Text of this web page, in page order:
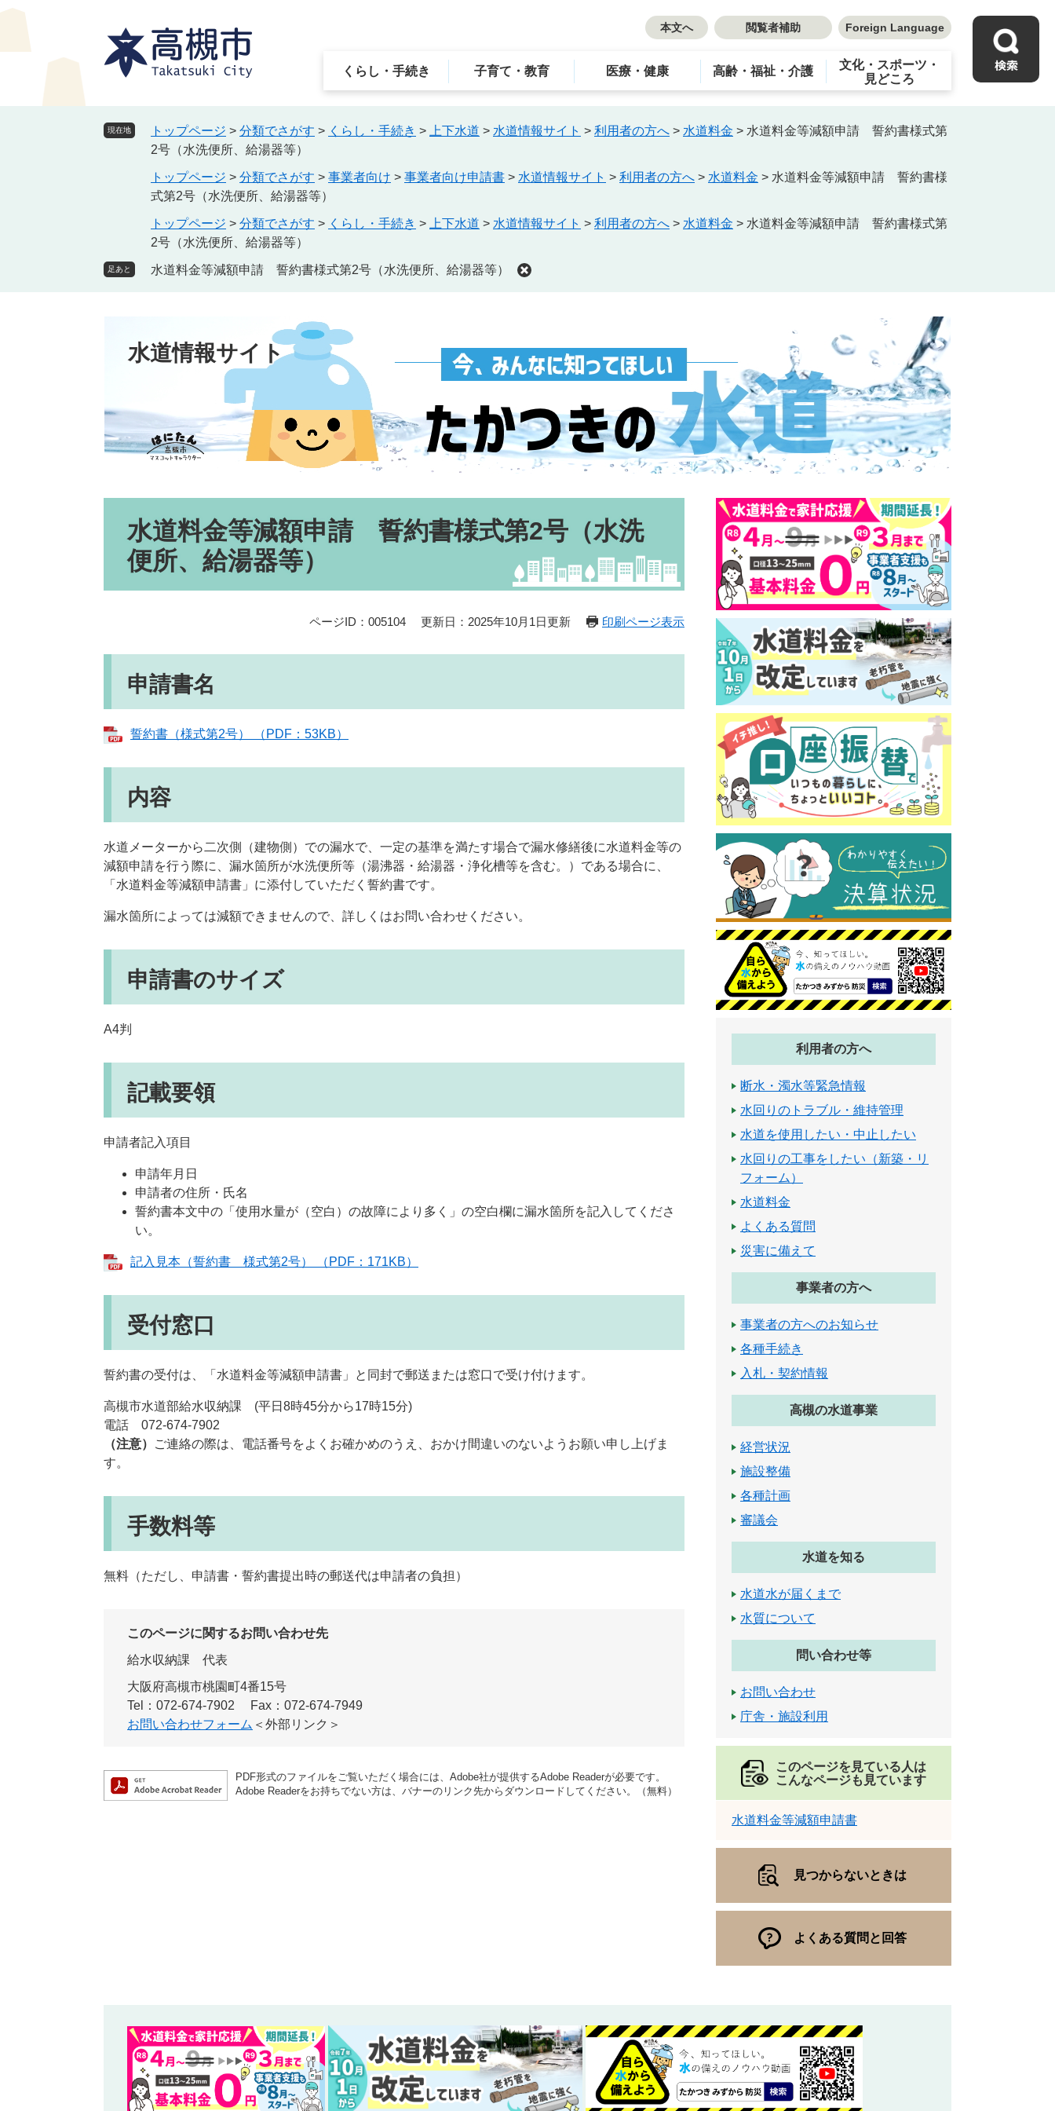
ペ
メ
本文へ 閲覧者補助 Foreign Language
くらし・手続き 子育て・教育 医療・健康 高齢・福祉・介護
文化・スポーツ・
見どころ
現在地 トップページ > 分類でさがす > くらし・手続き > 上下水道 > 水道情報サイト > 利用者の方へ > 水道料金 > 水道料金等減額申請 誓約書様式第
2号（水洗便所、給湯器等）
トップページ > 分類でさがす > 事業者向け > 事業者向け申請書 > 水道情報サイト > 利用者の方へ > 水道料金 > 水道料金等減額申請 誓約書様
式第2号（水洗便所、給湯器等）
トップページ > 分類でさがす > くらし・手続き > 上下水道 > 水道情報サイト > 利用者の方へ > 水道料金 > 水道料金等減額申請 誓約書様式第
2号（水洗便所、給湯器等）
足あと 水道料金等減額申請 誓約書様式第2号（水洗便所、給湯器等）
水道情報サイト
水道料金等減額申請 誓約書様式第2号（水洗
便所、給湯器等）
ページID：005104 更新日：2025年10月1日更新 印刷ページ表示
申請書名
誓約書（様式第2号） （PDF：53KB）
内容
水道メーターから二次側（建物側）での漏水で、一定の基準を満たす場合で漏水修繕後に水道料金等の
減額申請を行う際に、漏水箇所が水洗便所等（湯沸器・給湯器・浄化槽等を含む。）である場合に、
「水道料金等減額申請書」に添付していただく誓約書です。
漏水箇所によっては減額できませんので、詳しくはお問い合わせください。
申請書のサイズ
A4判
記載要領
申請者記入項目
申請年月日
申請者の住所・氏名
誓約書本文中の「使用水量が（空白）の故障により多く」の空白欄に漏水箇所を記入してくださ
い。
記入見本（誓約書 様式第2号） （PDF：171KB）
受付窓口
誓約書の受付は、「水道料金等減額申請書」と同封で郵送または窓口で受け付けます。
高槻市水道部給水収納課 (平日8時45分から17時15分)
電話 072-674-7902
（注意）
ご連絡の際は、電話番号をよくお確かめのうえ、おかけ間違いのないようお願い申し上げま
す。
手数料等
無料（ただし、申請書・誓約書提出時の郵送代は申請者の負担）
このページに関するお問い合わせ先
給水収納課
代表
大阪府高槻市桃園町4番15号
Tel：072-674-7902
Fax：072-674-7949
お問い合わせフォーム ＜外部リンク＞
PDF形式のファイルをご覧いただく場合には、Adobe社が提供するAdobe Readerが必要です。
Adobe Readerをお持ちでない方は、バナーのリンク先からダウンロードしてください。（無料）
利用者の方へ
断水・濁水等緊急情報
水回りのトラブル・維持管理
水道を使用したい・中止したい
水回りの工事をしたい（新築・リ
フォーム）
水道料金
よくある質問
災害に備えて
事業者の方へ
事業者の方へのお知らせ
各種手続き
入札・契約情報
高槻の水道事業
経営状況
施設整備
各種計画
審議会
水道を知る
水道水が届くまで
水質について
問い合わせ等
お問い合わせ
庁舎・施設利用
このページを見ている人は
こんなページも見ています
水道料金等減額申請書
見つからないときは
よくある質問と回答